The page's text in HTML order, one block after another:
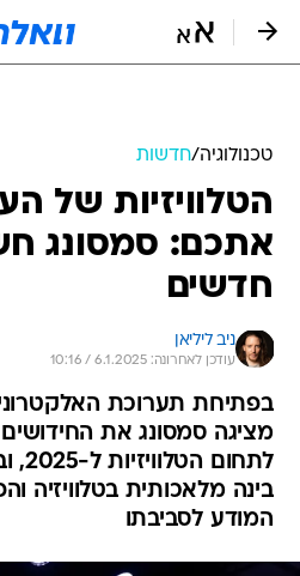
טכנולוגיה/חדשות
הטלוויזיות של
אתכם: סמסונג
חדשים
ניב ליליאן
עודכן לאחרונה: 6.1.2025 / 10:16
בפתיחת תערוכת
מציגה סמסונג את
בינה מלאכותית בטלוויזיה
המודע לסביבתו